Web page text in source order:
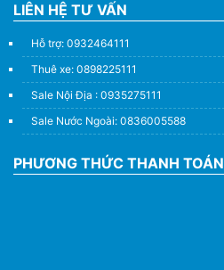
LIÊN HỆ TƯ VẤN
Hỗ trợ: 0932464111
Thuê xe: 0898225111
Sale Nội Địa : 0935275111
Sale Nước Ngoài: 0836005588
PHƯƠNG THỨC THANH TOÁN